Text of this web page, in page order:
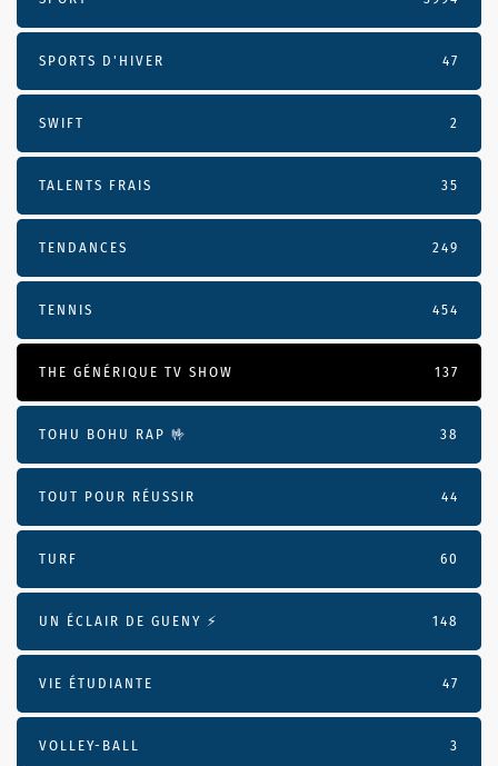
SPORTS D'HIVER 47
SWIFT 2
TALENTS FRAIS 35
TENDANCES 249
TENNIS 454
THE GÉNÉRIQUE TV SHOW 137
TOHU BOHU RAP 🤟 38
TOUT POUR RÉUSSIR 44
TURF 60
UN ÉCLAIR DE GUENY ⚡️ 148
VIE ÉTUDIANTE 47
VOLLEY-BALL 3